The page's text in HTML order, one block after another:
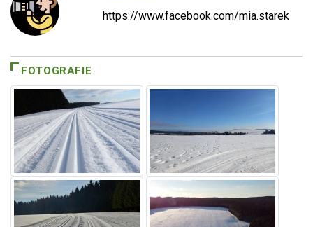
https://www.facebook.com/mia.starek
FOTOGRAFIE